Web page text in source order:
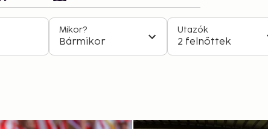
Mikor?
Bármikor
Utazók
2 felnőttek